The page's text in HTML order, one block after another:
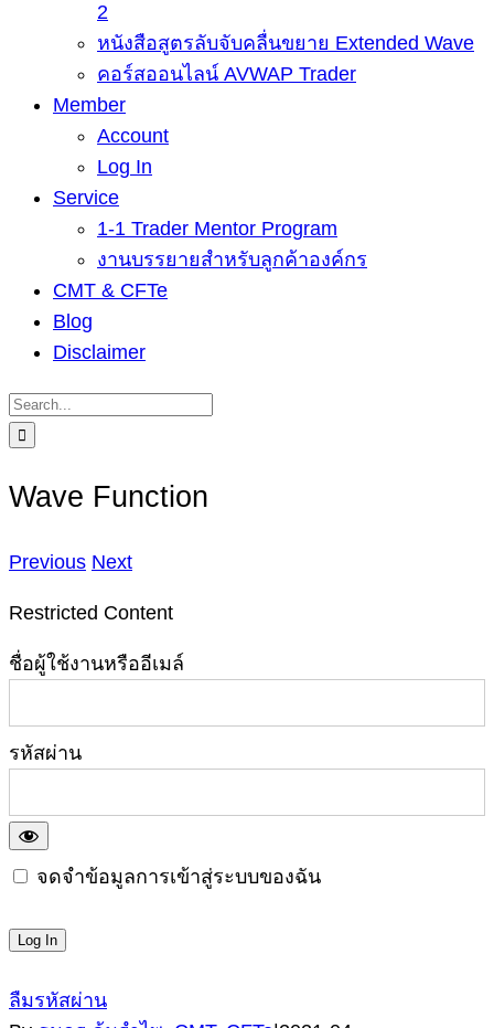
2
หนังสือสูตรลับจับคลื่นขยาย Extended Wave
คอร์สออนไลน์ AVWAP Trader
Member
Account
Log In
Service
1-1 Trader Mentor Program
งานบรรยายสำหรับลูกค้าองค์กร
CMT & CFTe
Blog
Disclaimer
Search
for:
Wave Function
Previous Next
Restricted Content
ชื่อผู้ใช้งานหรืออีเมล์
รหัสผ่าน
จดจำข้อมูลการเข้าสู่ระบบของฉัน
ลืมรหัสผ่าน